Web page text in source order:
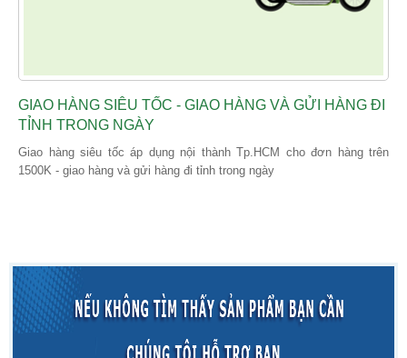
GIAO HÀNG SIÊU TỐC - GIAO HÀNG VÀ GỬI HÀNG ĐI
TỈNH TRONG NGÀY
Giao hàng siêu tốc áp dụng nội thành Tp.HCM cho đơn hàng trên
1500K - giao hàng và gửi hàng đi tỉnh trong ngày